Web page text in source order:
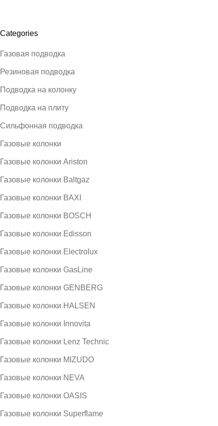
Categories
Газовая подводка
Резиновая подводка
Подводка на колонку
Подводка на плиту
Сильфонная подводка
Газовые колонки
Газовые колонки Ariston
Газовые колонки Baltgaz
Газовые колонки BAXI
Газовые колонки BOSCH
Газовые колонки Edisson
Газовые колонки Electrolux
Газовые колонки GasLine
Газовые колонки GENBERG
Газовые колонки HALSEN
Газовые колонки Innovita
Газовые колонки Lenz Technic
Газовые колонки MIZUDO
Газовые колонки NEVA
Газовые колонки OASIS
Газовые колонки Superflame